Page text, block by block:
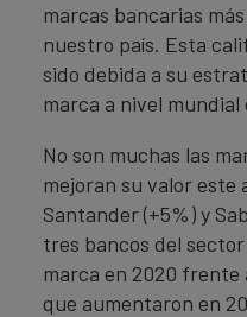
marcas bancarias
nuestro país. Esta
sido debida a su
marca a nivel mundial
No son muchas las
mejoran su valor este
Santander (+5%) y
tres bancos del
marca en 2020 frente
que aumentaron en